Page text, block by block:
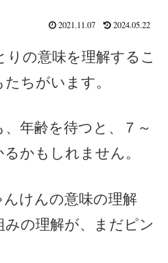
2021.11.07 2024.05.22
の意味を理解するこ
ちがいます。
年齢を待つと、７～
かもしれません。
んけんの意味の理解
の理解が、まだピン